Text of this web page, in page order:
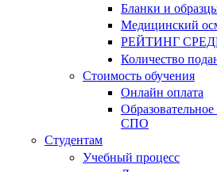
Бланки и
Медицинский
РЕЙТИНГ
Количество
Стоимость обучения
Онлайн оплата
СПО
Студентам
Учебный процесс